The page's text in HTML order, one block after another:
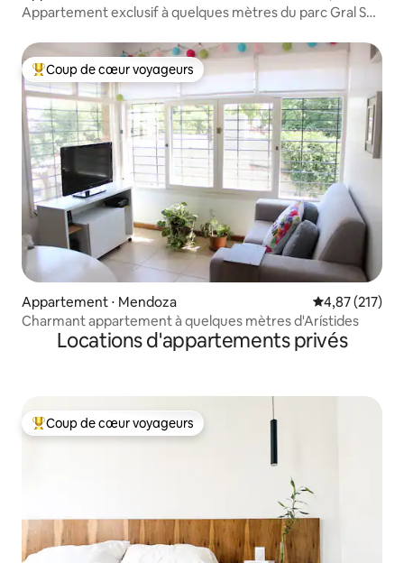
Appartement exclusif à quelques mètres du parc Gral San
Coups de cœur voyageurs les plus appréciés
Coup de cœur voyageurs
Appartement ⋅ Mendoza Évaluation
4,87 (217)
Charmant appartement à quelques mètres d'Arístides
Locations d'appartements privés
Coups de cœur voyageurs les plus appréciés
Coup de cœur voyageurs